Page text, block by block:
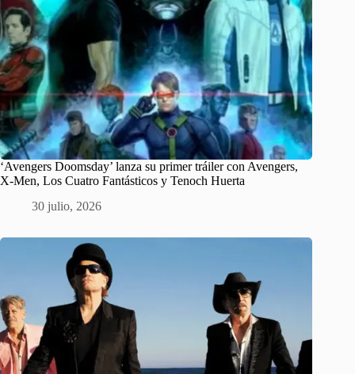
‘Avengers Doomsday’ lanza su primer tráiler con Avengers,
X-Men, Los Cuatro Fantásticos y Tenoch Huerta
30 julio, 2026